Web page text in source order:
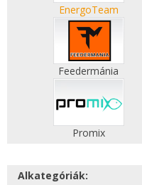
EnergoTeam
Feedermánia
Promix
Alkategóriák: